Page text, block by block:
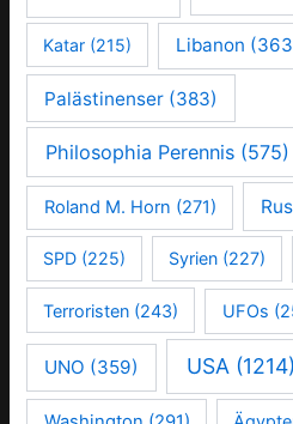
Katar (215) Libanon
Palästinenser (383)
Philosophia Perennis (575)
Roland M. Horn (271)
SPD (225) Syrien (227)
Terroristen (243) UFOs
UNO (359) USA (1214)